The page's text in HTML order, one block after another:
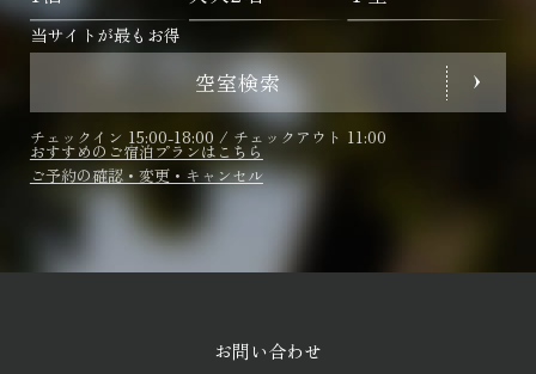
当サイトが最もお得
空室検索
チェックイン 15:00-18:00 / チェックアウト 11:00
おすすめのご宿泊プランはこちら
ご予約の確認・変更・キャンセル
お問い合わせ